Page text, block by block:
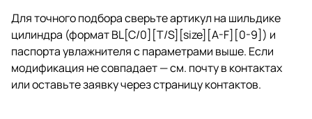
Для точного подбора сверьте артикул на шильдике
цилиндра (формат BL[C/0][T/S][size][A-F][0-9]) и
паспорта увлажнителя с параметрами выше. Если
модификация не совпадает — см. почту в контактах
или оставьте заявку черезстраницу контактов.